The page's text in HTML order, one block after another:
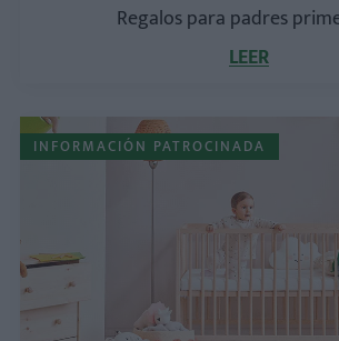
Regalos para padres
LEER
INFORMACIÓN PATROCINADA